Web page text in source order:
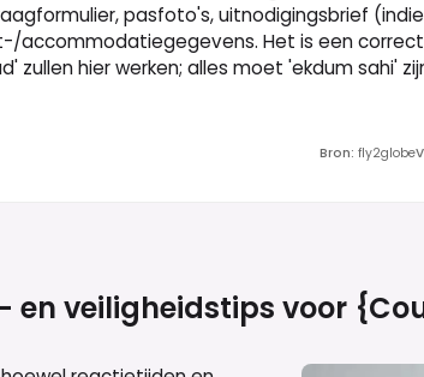
pasfoto's, uitnodigingsbrief
accommodatiegegevens. Het is een
zullen hier werken; alles moet 'ekdum sahi'
Bron: fly2globe
en veiligheidstips voor